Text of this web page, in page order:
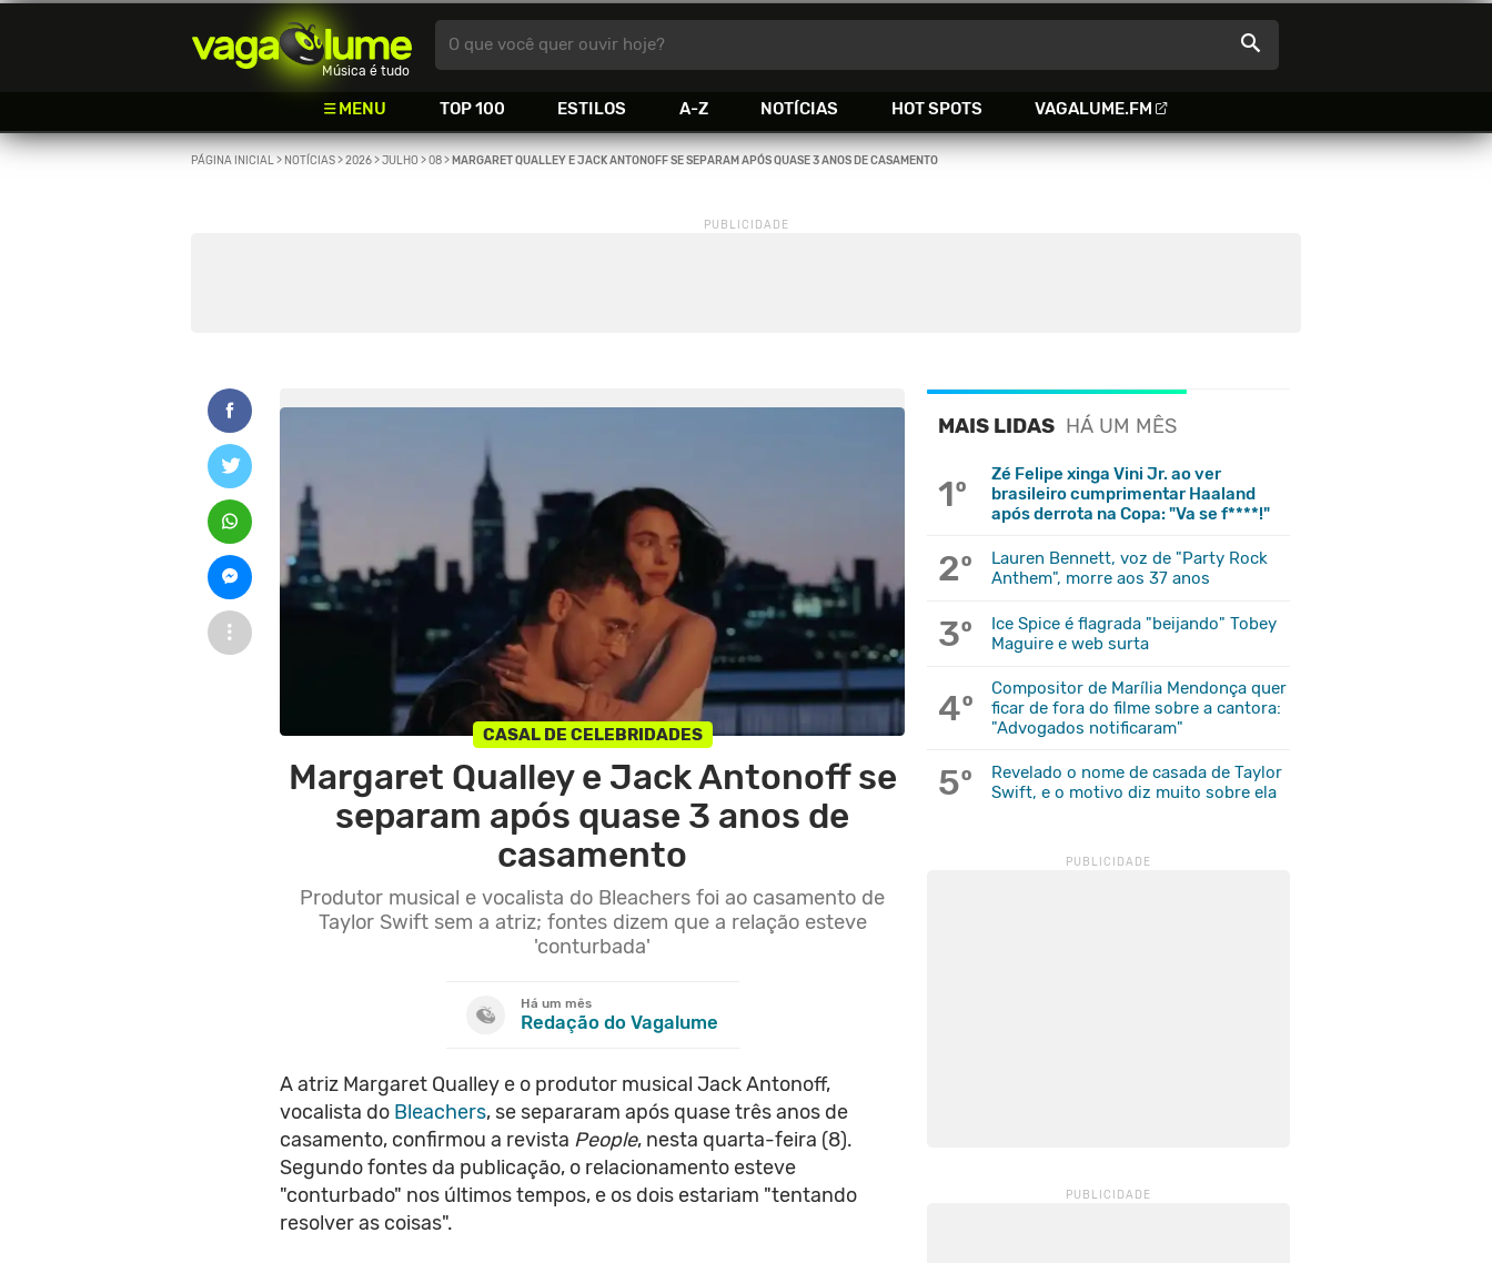
Vagalume
Música é tudo
MENU TOP 100 ESTILOS A-Z NOTÍCIAS HOT SPOTS VAGALUME.FM
O que você quer ouvir hoje?
PÁGINA INICIAL> NOTÍCIAS>2026>JULHO>08> MARGARET QUALLEY E JACK ANTONOFF SE SEPARAM APÓS QUASE 3 ANOS DE CASAMENTO
CASAL DE CELEBRIDADES
Margaret Qualley e Jack Antonoff se
separam após quase 3 anos de
casamento
Produtor musical e vocalista do Bleachers foi ao casamento de
Taylor Swift sem a atriz; fontes dizem que a relação esteve
'conturbada'
Há um mês
Redação do Vagalume
A atriz Margaret Qualley e o produtor musical Jack Antonoff,
vocalista do Bleachers, se separaram após quase três anos de
casamento, confirmou a revista People, nesta quarta-feira (8).
Segundo fontes da publicação, o relacionamento esteve
"conturbado" nos últimos tempos, e os dois estariam "tentando
resolver as coisas".
MAIS LIDAS HÁ UM MÊS
1º
Zé Felipe xinga Vini Jr. ao ver
brasileiro cumprimentar Haaland
após derrota na Copa: "Va se f****!"
2º
Lauren Bennett, voz de "Party Rock
Anthem", morre aos 37 anos
3º
Ice Spice é flagrada "beijando" Tobey
Maguire e web surta
4º
Compositor de Marília Mendonça quer
ficar de fora do filme sobre a cantora:
"Advogados notificaram"
5º
Revelado o nome de casada de Taylor
Swift, e o motivo diz muito sobre ela